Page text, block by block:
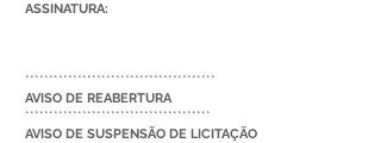
ASSINATURA:
****************************************
AVISO DE REABERTURA
***************************************
AVISO DE SUSPENSÃO DE LICITAÇÃO